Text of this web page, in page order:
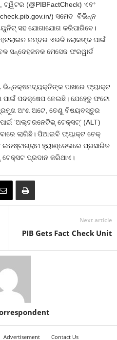
ଟ୍ୱିଟର (@PIBFactCheck) ଏବଂ
) ସମେତ ବିଭିନ୍ନ
ସହ ଯୋଗାଯୋଗ କରିପାରିବେ।
ନମ୍ବର ଏଭଳି ଲୋକଙ୍କ ପାଇଁ
ସନ୍ଦେହଜନକ ମେସେଜ ଫରୱାର୍ଡ
ପାଖରେ ଫ୍ୟାକ୍ଟ
ପଦକ୍ଷେପ ନେଇଛି। ଯେହେତୁ ଫଟୋ
ଅଂଶ ଅଟେ, ତେଣୁ ବିଷୟବସ୍ତୁର
‘ଅଲ୍ଟରନେଟିଭ୍‌ ଟେକ୍ସଟ୍’ (ALT)
ଲାଗିଛି। ପିଆଇବି ଫ୍ୟାକ୍ଟ ଚେକ୍
ହ୍ୟାଣ୍ଡେଲରେ ପ୍ରସାରିତ
ପ୍ରଦାନ କରିଥାଏ।
Next article
PIB Gets Fact Check Unit
Advertisement Contact Us